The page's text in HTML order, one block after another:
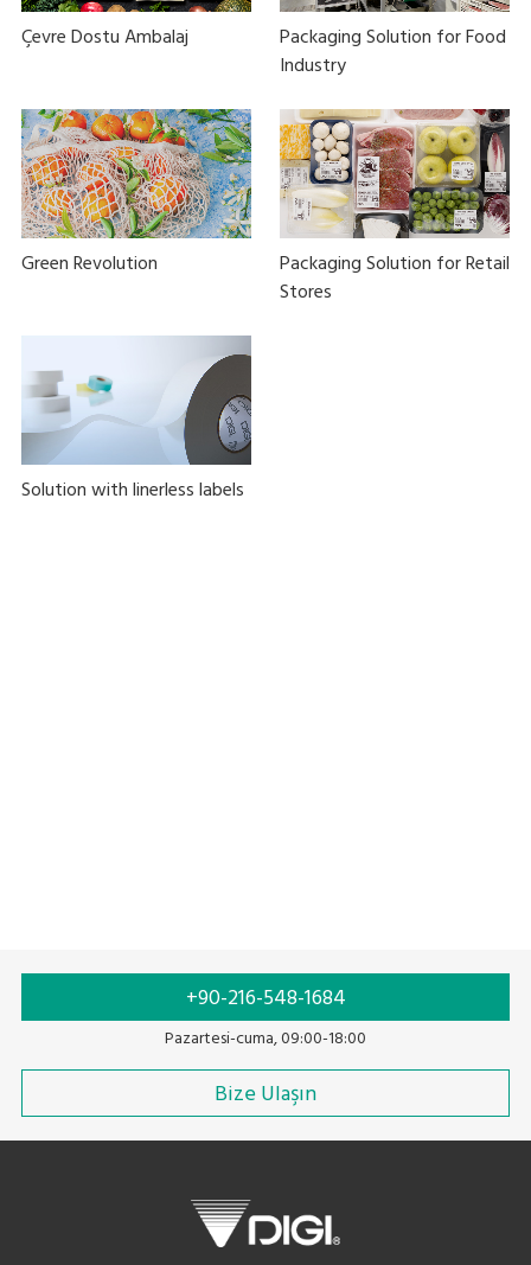
Çevre Dostu Ambalaj
Packaging Solution for Food
Industry
Green Revolution
Packaging Solution for Retail
Stores
Solution with linerless labels
+90-216-548-1684
Pazartesi-cuma, 09:00-18:00
Bize Ulaşın